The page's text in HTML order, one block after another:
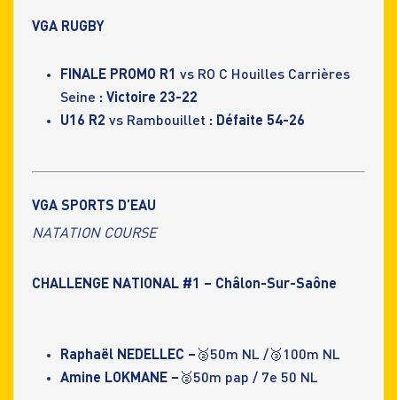
VGA RUGBY
FINALE PROMO R1 vs RO C Houilles Carrières
Seine : Victoire 23-22
U16 R2 vs Rambouillet : Défaite 54-26
VGA SPORTS D’EAU
NATATION COURSE
CHALLENGE NATIONAL #1 – Châlon-Sur-Saône
Raphaël NEDELLEC – 🥈50m NL /🥉100m NL
Amine LOKMANE – 🥈50m pap / 7e 50 NL